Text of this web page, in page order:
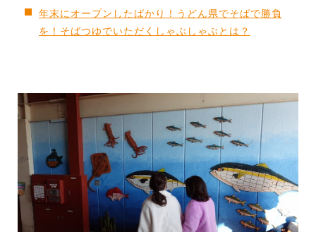
年末にオープンしたばかり！うどん県でそばで勝負
を！そばつゆでいただくしゃぶしゃぶとは？